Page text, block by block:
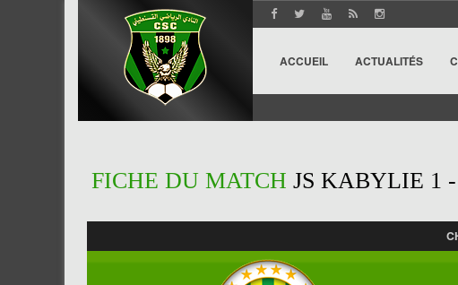
ACCUEIL ACTUALITÉS
FICHE DU MATCH JS KABYLIE 1